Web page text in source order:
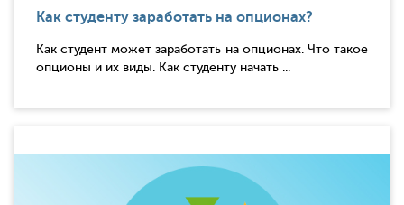
Как студенту заработать на опционах?
Как студент может заработать на опционах. Что такое
опционы и их виды. Как студенту начать ...